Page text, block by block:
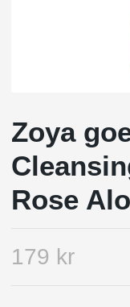
Zoya
Rose
179 kr